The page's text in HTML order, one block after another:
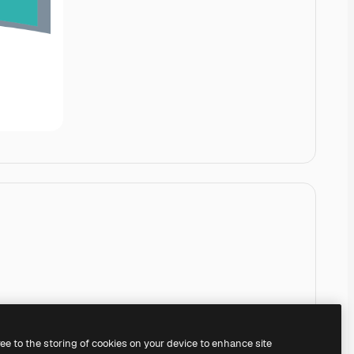
to the storing of cookies on your device to enhance site